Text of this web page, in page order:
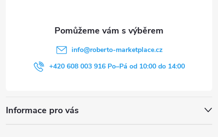
info@roberto-marketplace.cz
+420 608 003 916 Po–Pá od 10:00 do 14:00
Informace pro vás